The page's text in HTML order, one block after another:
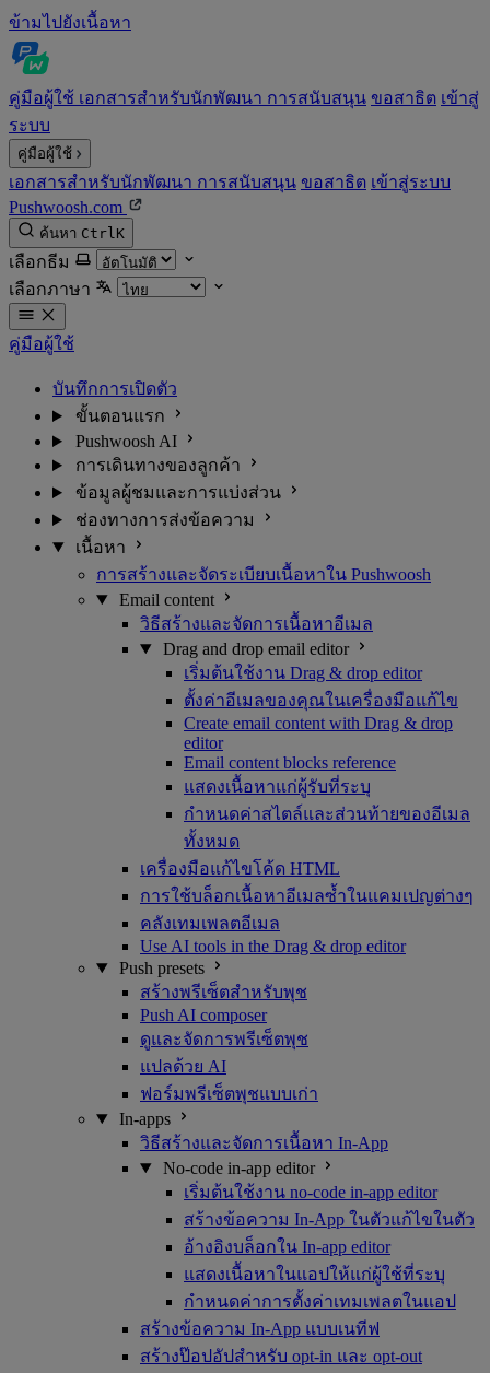
ข้ามไปยังเนื้อหา
คู่มือผู้ใช้ เอกสารสำหรับนักพัฒนา การสนับสนุน ขอสาธิต เข้าสู่
ระบบ
คู่มือผู้ใช้
เอกสารสำหรับนักพัฒนา การสนับสนุน ขอสาธิต เข้าสู่ระบบ
Pushwoosh.com
ค้นหา CtrlK
เลือกธีม
เลือกภาษา
คู่มือผู้ใช้
บันทึกการเปิดตัว
ขั้นตอนแรก
Pushwoosh AI
การเดินทางของลูกค้า
ข้อมูลผู้ชมและการแบ่งส่วน
ช่องทางการส่งข้อความ
เนื้อหา
การสร้างและจัดระเบียบเนื้อหาใน Pushwoosh
Email content
วิธีสร้างและจัดการเนื้อหาอีเมล
Drag and drop email editor
เริ่มต้นใช้งาน Drag & drop editor
ตั้งค่าอีเมลของคุณในเครื่องมือแก้ไข
Create email content with Drag & drop
editor
Email content blocks reference
แสดงเนื้อหาแก่ผู้รับที่ระบุ
กำหนดค่าสไตล์และส่วนท้ายของอีเมล
ทั้งหมด
เครื่องมือแก้ไขโค้ด HTML
การใช้บล็อกเนื้อหาอีเมลซ้ำในแคมเปญต่างๆ
คลังเทมเพลตอีเมล
Use AI tools in the Drag & drop editor
Push presets
สร้างพรีเซ็ตสำหรับพุช
Push AI composer
ดูและจัดการพรีเซ็ตพุช
แปลด้วย AI
ฟอร์มพรีเซ็ตพุชแบบเก่า
In-apps
วิธีสร้างและจัดการเนื้อหา In-App
No-code in-app editor
เริ่มต้นใช้งาน no-code in-app editor
สร้างข้อความ In-App ในตัวแก้ไขในตัว
อ้างอิงบล็อกใน In-app editor
แสดงเนื้อหาในแอปให้แก่ผู้ใช้ที่ระบุ
กำหนดค่าการตั้งค่าเทมเพลตในแอป
สร้างข้อความ In-App แบบเนทีฟ
สร้างป๊อปอัปสำหรับ opt-in และ opt-out